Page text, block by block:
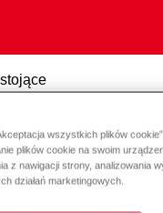
za
wszystkich plików
plików cookie na swoim
z nawigacji strony, analizowania
działań marketingowych.